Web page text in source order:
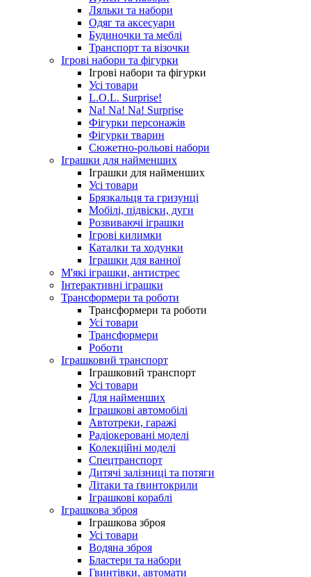
Ляльки та набори
Одяг та аксесуари
Будиночки та меблі
Транспорт та візочки
Ігрові набори та фігурки
Ігрові набори та фігурки
Усі товари
L.O.L. Surprise!
Na! Na! Na! Surprise
Фігурки персонажів
Фігурки тварин
Сюжетно-рольові набори
Іграшки для найменших
Іграшки для найменших
Усі товари
Брязкальця та гризунці
Мобілі, підвіски, дуги
Розвиваючі іграшки
Ігрові килимки
Каталки та ходунки
Іграшки для ванної
М'які іграшки, антистрес
Інтерактивні іграшки
Трансформери та роботи
Трансформери та роботи
Усі товари
Трансформери
Роботи
Іграшковий транспорт
Іграшковий транспорт
Усі товари
Для найменших
Іграшкові автомобілі
Автотреки, гаражі
Радіокеровані моделі
Колекційні моделі
Спецтранспорт
Дитячі залізниці та потяги
Літаки та ґвинтокрили
Іграшкові кораблі
Іграшкова зброя
Іграшкова зброя
Усі товари
Водяна зброя
Бластери та набори
Гвинтівки, автомати